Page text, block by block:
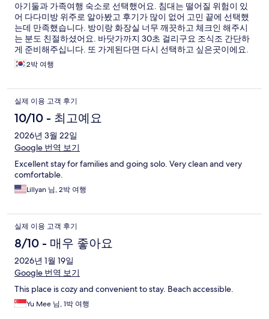
아기둘과 가족여행 숙소로 선택했어요. 침대는 떨어질 위험이 있
어 다다미방 위주로 알아봤고 후기가 많이 없어 고민 끝에 선택했
는데 만족했습니다. 방이랑 화장실 너무 깨끗하고 체크인 해주시
는 분도 친절하셨어요. 바닷가까지 30초 걸리구요 조식조 간단하
게 준비해주십니다. 또 가게된다면 다시 선택하고 싶은곳이에요.
2박 여행
실제 이용 고객 후기
10/10 - 최고예요
2026년 3월 22일
Google 번역 보기
Excellent stay for families and going solo. Very clean and very
comfortable.
Lillyan 님, 2박 여행
실제 이용 고객 후기
8/10 - 매우 좋아요
2026년 1월 19일
Google 번역 보기
This place is cozy and convenient to stay. Beach accessible.
Yu Mee 님, 1박 여행